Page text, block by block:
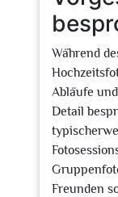
Während
Abläufe
Detail
Freunden